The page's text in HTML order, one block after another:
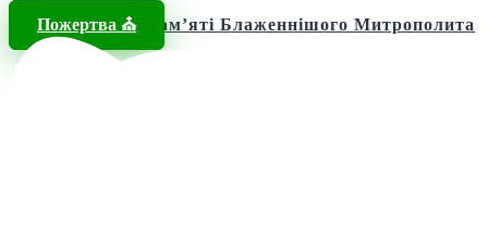
Фонд пам’яті Блаженнішого Митрополита
Пожертва ⛪️